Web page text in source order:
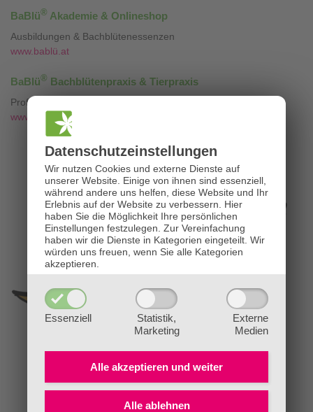
Datenschutz­einstellungen
Wir nutzen Cookies und externe Dienste auf
unserer Website. Einige von ihnen sind essenziell,
während andere uns helfen, diese Website und Ihr
Erlebnis auf der Website zu verbessern. Hier
haben Sie die Möglichkeit Ihre persönlichen
Einstellungen festzulegen. Zur Vereinfachung
haben wir die Dienste in Kategorien eingeteilt. Wir
würden uns freuen, wenn Sie alle Kategorien
akzeptieren.
Essenziell
Statistik,
Marketing
Externe
Medien
Alle akzeptieren und weiter
Alle ablehnen
BaBlü® Akademie & Onlineshop
Ausbildungen & Bachblütenessenzen
www.bablü.at
BaBlü® Bachblütenpraxis & Tierpraxis
Professionelle Bachblütenberatung mit
www.die-bachblütenpraxis.at